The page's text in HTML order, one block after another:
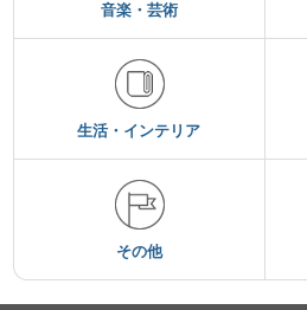
音楽・芸術
生活・インテリア
その他